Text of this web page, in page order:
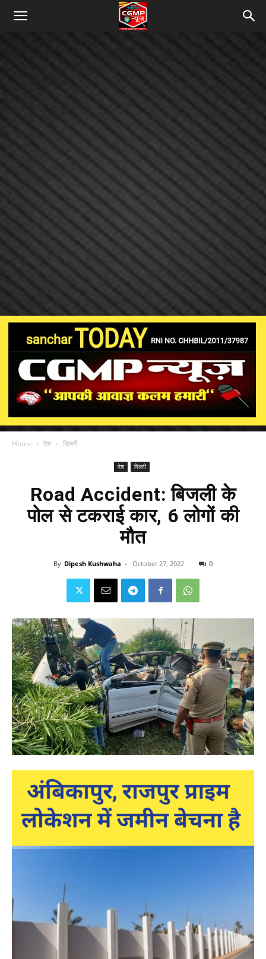
Home देश दिल्ली
देश दिल्ली
Road Accident: बिजली के
पोल से टकराई कार, 6 लोगों की
मौत
By Dipesh Kushwaha - October 27, 2022 0